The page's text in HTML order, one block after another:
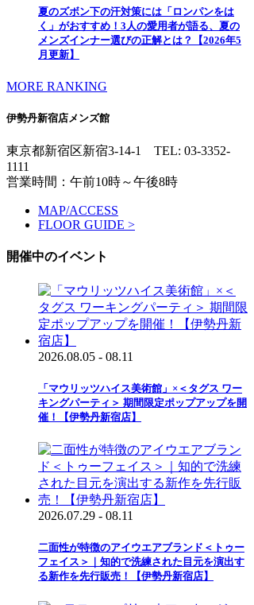
夏のズボン下の汗対策には「ロンパンをは
く」がおすすめ！3人の愛用者が語る、夏の
メンズインナー選びの正解とは？【2026年5
月更新】
MORE RANKING
伊勢丹新宿店メンズ館
東京都新宿区新宿3-14-1 TEL: 03-3352-
1111
営業時間：午前10時～午後8時
MAP/ACCESS
FLOOR GUIDE >
開催中のイベント
2026.08.05 - 08.11
「マウリッツハイス美術館」×＜タグス ワー
キングパーティ＞ 期間限定ポップアップを開
催！【伊勢丹新宿店】
2026.07.29 - 08.11
二面性が特徴のアイウエアブランド＜トゥー
フェイス＞｜知的で洗練された目元を演出す
る新作を先行販売！【伊勢丹新宿店】